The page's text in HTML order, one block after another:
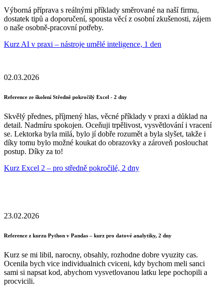
Výborná příprava s reálnými příklady směrované na naší firmu,
dostatek tipů a doporučení, spousta věcí z osobní zkušenosti, zájem
o naše osobně-pracovní potřeby.
Kurz AI v praxi – nástroje umělé inteligence, 1 den
02.03.2026
Reference ze školení Středně pokročilý Excel - 2 dny
Skvělý přednes, příjmený hlas, věcné příklady v praxi a důklad na
detail. Nadmíru spokojen. Oceňuji trpělivost, vysvětlování i vracení
se. Lektorka byla milá, bylo jí dobře rozumět a byla slyšet, takže i
díky tomu bylo možné koukat do obrazovky a zároveň poslouchat
postup. Díky za to!
Kurz Excel 2 – pro středně pokročilé, 2 dny
23.02.2026
Reference z kurzu Python v Pandas – kurz pro datové analytiky, 2 dny
Kurz se mi libil, narocny, obsahly, rozhodne dobre vyuzity cas.
Ocenila bych vice individualnich cviceni, kdy bychom meli sanci
sami si napsat kod, abychom vysvetlovanou latku lepe pochopili a
procvicili.